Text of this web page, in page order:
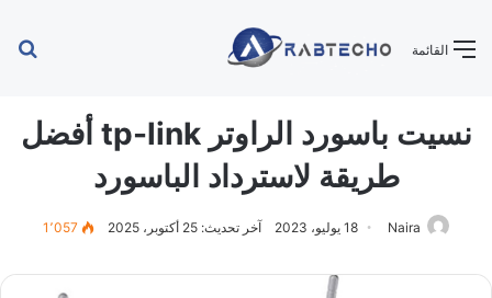
القائمة
نسيت باسورد الراوتر tp-link أفضل
طريقة لاسترداد الباسورد
Naira 18 يوليو، 2023 آخر تحديث: 25 أكتوبر، 2025 1٬057